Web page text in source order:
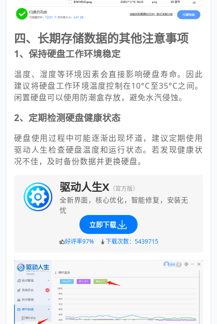
四、长期存储数据的其他注意事项
1、保持硬盘工作环境稳定
温度、湿度等环境因素会直接影响硬盘寿命。因此
建议将硬盘工作环境温度控制在10°C至35°C之间。
闲置硬盘可以使用防潮盒存放，避免水汽侵蚀。
2、定期检测硬盘健康状态
硬盘使用过程中可能逐渐出现坏道，建议定期使用
驱动人生检查硬盘温度和运行状态。若发现健康状
况不佳，及时备份数据并更换硬盘。
驱动人生X （官方版）
全新界面，核心优化，智能修复，安装无
忧
立即下载
好评率97% 下载次数：5439715